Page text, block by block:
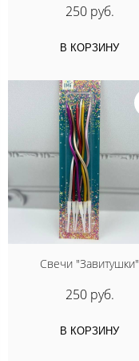
250 руб.
В КОРЗИНУ
Свечи "Завитушки"
250 руб.
В КОРЗИНУ